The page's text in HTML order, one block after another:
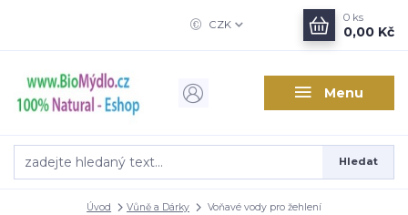
Menu
CZK
Hledat
0 ks
0,00 Kč
Úvod Vůně a Dárky Voňavé vody pro žehlení